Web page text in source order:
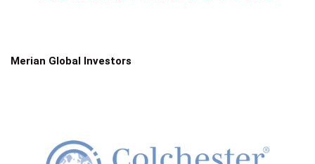
Merian Global Investors